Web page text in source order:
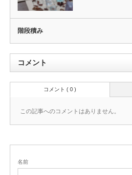
階段積み
コメント
コメント ( 0 )
この記事へのコメントはありません。
名前